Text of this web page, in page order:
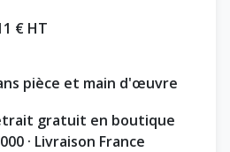
€ HT
pièce et main d'œuvre
gratuit en boutique
· Livraison France